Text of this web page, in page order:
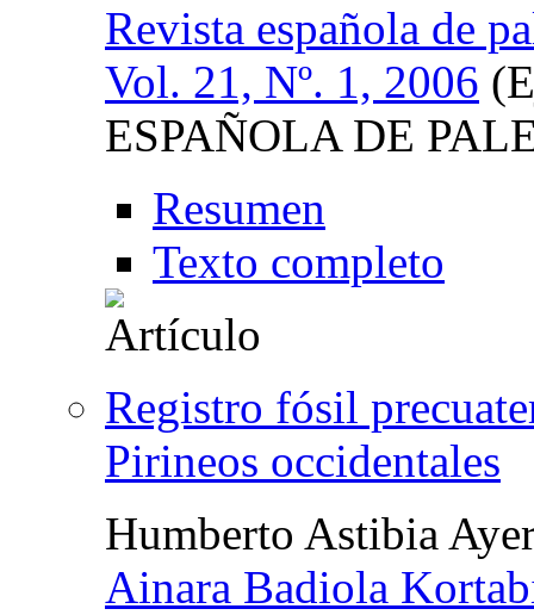
Revista española de
Vol. 21, Nº. 1, 2006
ESPAÑOLA DE
Resumen
Texto completo
Registro fósil
Pirineos occidentales
Humberto Astibia
Ainara Badiola